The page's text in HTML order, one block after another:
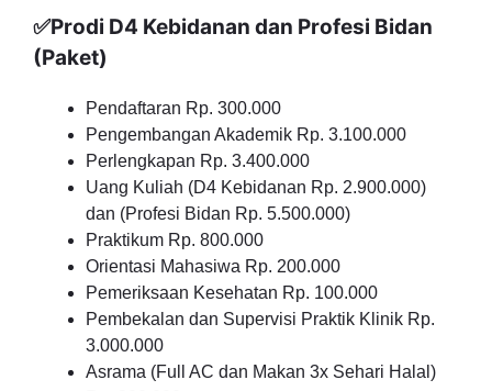
✅Prodi D4 Kebidanan dan Profesi Bidan
(Paket)
Pendaftaran Rp. 300.000
Pengembangan Akademik Rp. 3.100.000
Perlengkapan Rp. 3.400.000
Uang Kuliah (D4 Kebidanan Rp. 2.900.000)
dan (Profesi Bidan Rp. 5.500.000)
Praktikum Rp. 800.000
Orientasi Mahasiwa Rp. 200.000
Pemeriksaan Kesehatan Rp. 100.000
Pembekalan dan Supervisi Praktik Klinik Rp.
3.000.000
Asrama (Full AC dan Makan 3x Sehari Halal)